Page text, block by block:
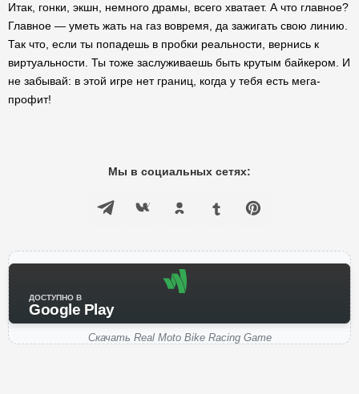
Итак, гонки, экшн, немного драмы, всего хватает. А что главное?
Главное — уметь жать на газ вовремя, да зажигать свою линию.
Так что, если ты попадешь в пробки реальности, вернись к
виртуальности. Ты тоже заслуживаешь быть крутым байкером. И
не забывай: в этой игре нет границ, когда у тебя есть мега-
профит!
Мы в социальных сетях:
ДОСТУПНО В
Google Play
Скачать Real Moto Bike Racing Game